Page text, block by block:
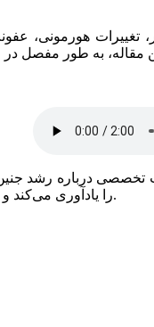
تغییرات هورمونی،
تخصصی درباره رشد
را یادآوری می‌کند و هر روز یک پیام مشاوره‌ای متناسب با سن بارداری خود دریافت خواهید کرد.